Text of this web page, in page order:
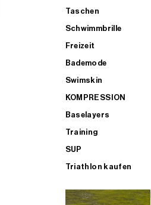
Taschen
Schwimmbrille
Freizeit
Bademode
Swimskin
KOMPRESSION
Baselayers
Training
SUP
Triathlon kaufen